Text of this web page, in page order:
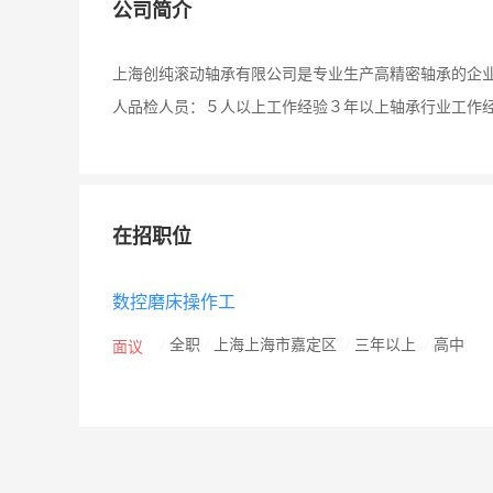
公司简介
上海创纯滚动轴承有限公司是专业生产高精密轴承的
人品检人员：５人以上工作经验３年以上轴承行业工作
在招职位
数控磨床操作工
面议 全职 上海上海市嘉定区 三年以上 高中